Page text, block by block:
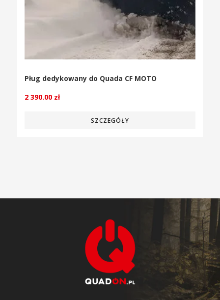
Pług dedykowany do Quada CF MOTO
2 390.00 zł
SZCZEGÓŁY